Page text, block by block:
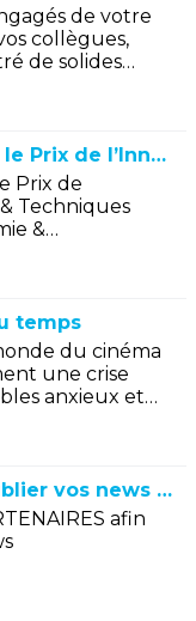
de votre
collègues,
de solides
reconnues
Polyson remporte le Prix de l’Innovation - César & Techniques 2026
Prix de
& Techniques
&
fierté
temps
du cinéma
une crise
anxieux et
plus en plus
N'hésitez pas à publier vos news ICI
afin